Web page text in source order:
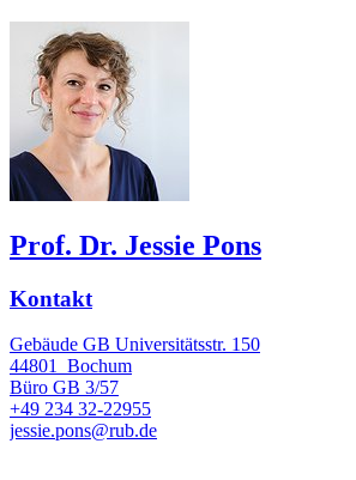
Prof. Dr. Jessie Pons
Kontakt
Gebäude GB Universitätsstr. 150
44801 Bochum
Büro GB 3/57
+49 234 32-22955
jessie.pons@rub.de